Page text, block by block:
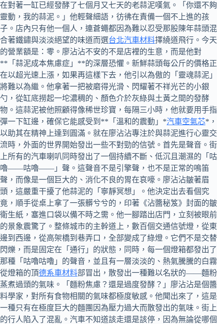
在對著一缸已經發酵了七個月又七天的老蒜泥嘆氣。「你還不夠
靈動，我的蒜泥。」他輕聲細語，彷彿在責備一個不上進的孩
子。店內只有他一個人，連蒼蠅都因為難以忍受那股陳年蒜頭混
合著鐵鏽與淡淡絕望的味道而選台北汽車材料擇繞道飛行。今天
的營業額是：零。廖沾沾不安的不是店裡的生意，而是他對
**「蒜泥成本焦慮症」**的深層恐懼。新鮮蒜頭每公斤的價格正
在以超光速上漲，如果再這樣下去，他引以為傲的「靈魂蒜泥」
將難以為繼。他拿著一把被磨得光滑、閃耀著不祥光芒的小銀
勺，從缸底撈起一坨濃稠的、顏色介於灰綠與土黃之間的發酵
物。這蒜泥被他照顧得像稀世珍寶，每隔三小時，他就要用手指
彈一下缸邊，確保它能感受到**「溫和的震動」*汽車空氣芯*，
以助其在精神上達到圓滿。就在廖沾沾專注於與蒜泥進行心靈交
流時，外面的世界開始發出一些不對勁的信號。首先是聲音。街
上所有的汽車喇叭同時發出了一個持續不斷、低沉且潮濕的「咕
嚕——咕嚕——」聲。這聲音不是引擎聲，也不是正常的鳴笛
聲，而像是一個巨大的、消化不良的胃在哀嚎。廖沾沾皺著眉
頭，這嚴重干擾了他蒜泥的「寧靜冥想」。他決定出去看個究
竟，順手從桌上拿了一張髒兮兮的，印著《沾醬秘笈》封面的皺
衛生紙，塞進口袋以備不時之需。他一腳踏出店門，立刻被眼前
的景象震驚了。整條城市的主幹道上，數百個交通信號燈，從東
邊到西邊，從高架橋到巷弄口，全部變成了綠燈。它們不是交替
閃爍，而是固定在「通行」的狀態，同時，每一個燈箱都發出了
那種「咕嚕咕嚕」的聲音，並且有一層淡淡的、熱氣騰騰的白霧
從燈箱的頂德系車材料部冒出，散發出一種難以名狀的——麵粉
蒸煮過頭的氣味。「麵粉焦慮？還是過度發酵？」廖沾沾是個醬
料學家，對所有食物相關的氣味都極度敏感。他聞出來了，這是
一種只有在極度巨大的麵團因為壓力過大而散發出的氣味。街上
的行人陷入了混亂。汽車不知道該走還是該停，因為無論從哪個